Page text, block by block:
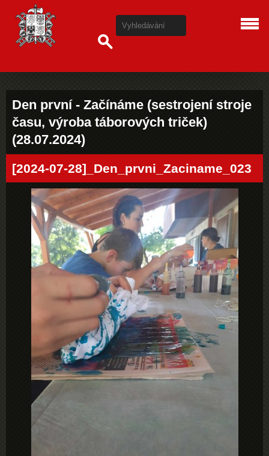
Den první - Začínáme (sestrojení stroje
času, výroba táborových triček)
(28.07.2024)
[2024-07-28]_Den_prvni_Zaciname_023